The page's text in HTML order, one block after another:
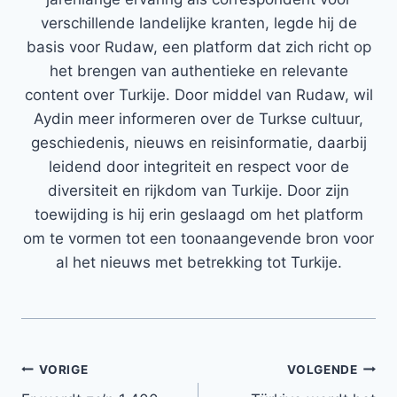
verschillende landelijke kranten, legde hij de
basis voor Rudaw, een platform dat zich richt op
het brengen van authentieke en relevante
content over Turkije. Door middel van Rudaw, wil
Aydin meer informeren over de Turkse cultuur,
geschiedenis, nieuws en reisinformatie, daarbij
leidend door integriteit en respect voor de
diversiteit en rijkdom van Turkije. Door zijn
toewijding is hij erin geslaagd om het platform
om te vormen tot een toonaangevende bron voor
al het nieuws met betrekking tot Turkije.
Bericht
VORIGE VOLGENDE